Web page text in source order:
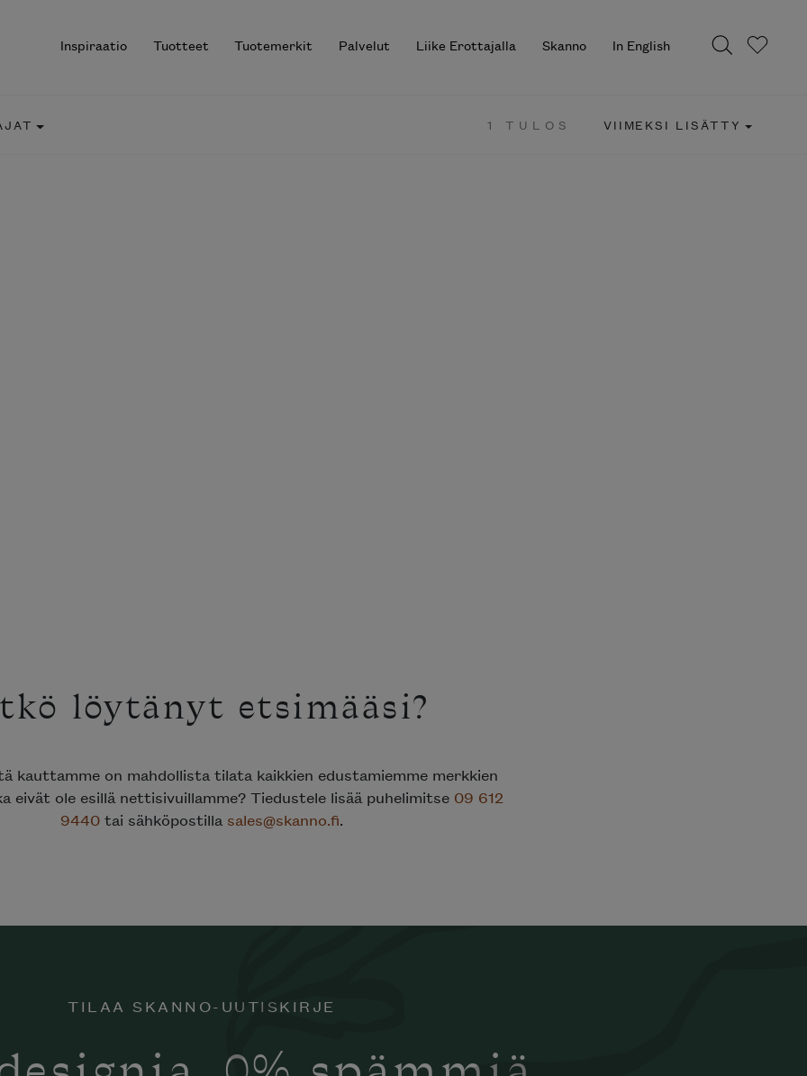
Inspiraatio Tuotteet Tuotemerkit Palvelut Liike Erottajalla Skanno In English
1 TULOS VIIMEKSI LISÄTTY
löytänyt etsimääsi?
kauttamme on mahdollista tilata kaikkien edustamiemme merkkien
eivät ole esillä nettisivuillamme? Tiedustele lisää puhelimitse 09 612
9440 tai sähköpostilla sales@skanno.fi.
TILAA SKANNO-UUTISKIRJE